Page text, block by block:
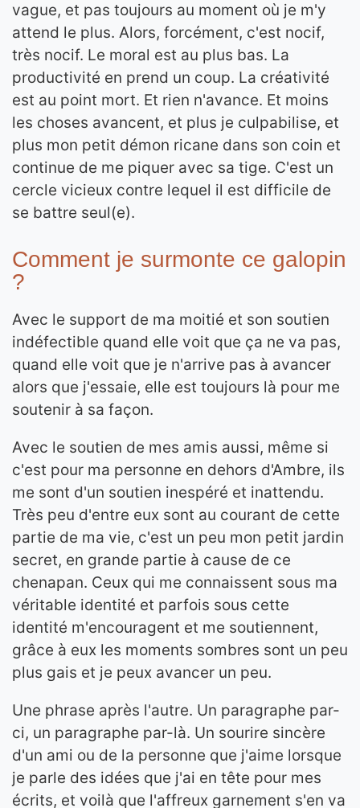
vague, et pas toujours au moment où je m'y
attend le plus. Alors, forcément, c'est nocif,
très nocif. Le moral est au plus bas. La
productivité en prend un coup. La créativité
est au point mort. Et rien n'avance. Et moins
les choses avancent, et plus je culpabilise, et
plus mon petit démon ricane dans son coin et
continue de me piquer avec sa tige. C'est un
cercle vicieux contre lequel il est difficile de
se battre seul(e).
Comment je surmonte ce galopin
?
Avec le support de ma moitié et son soutien
indéfectible quand elle voit que ça ne va pas,
quand elle voit que je n'arrive pas à avancer
alors que j'essaie, elle est toujours là pour me
soutenir à sa façon.
Avec le soutien de mes amis aussi, même si
c'est pour ma personne en dehors d'Ambre, ils
me sont d'un soutien inespéré et inattendu.
Très peu d'entre eux sont au courant de cette
partie de ma vie, c'est un peu mon petit jardin
secret, en grande partie à cause de ce
chenapan. Ceux qui me connaissent sous ma
véritable identité et parfois sous cette
identité m'encouragent et me soutiennent,
grâce à eux les moments sombres sont un peu
plus gais et je peux avancer un peu.
Une phrase après l'autre. Un paragraphe par-
ci, un paragraphe par-là. Un sourire sincère
d'un ami ou de la personne que j'aime lorsque
je parle des idées que j'ai en tête pour mes
écrits, et voilà que l'affreux garnement s'en va